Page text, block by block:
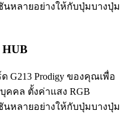
หลายอย่างให้กับปุ่มบางปุ่ม
G213 Prodigy ของคุณเพื่อ
คคล ตั้งค่าแสง RGB
หลายอย่างให้กับปุ่มบางปุ่ม